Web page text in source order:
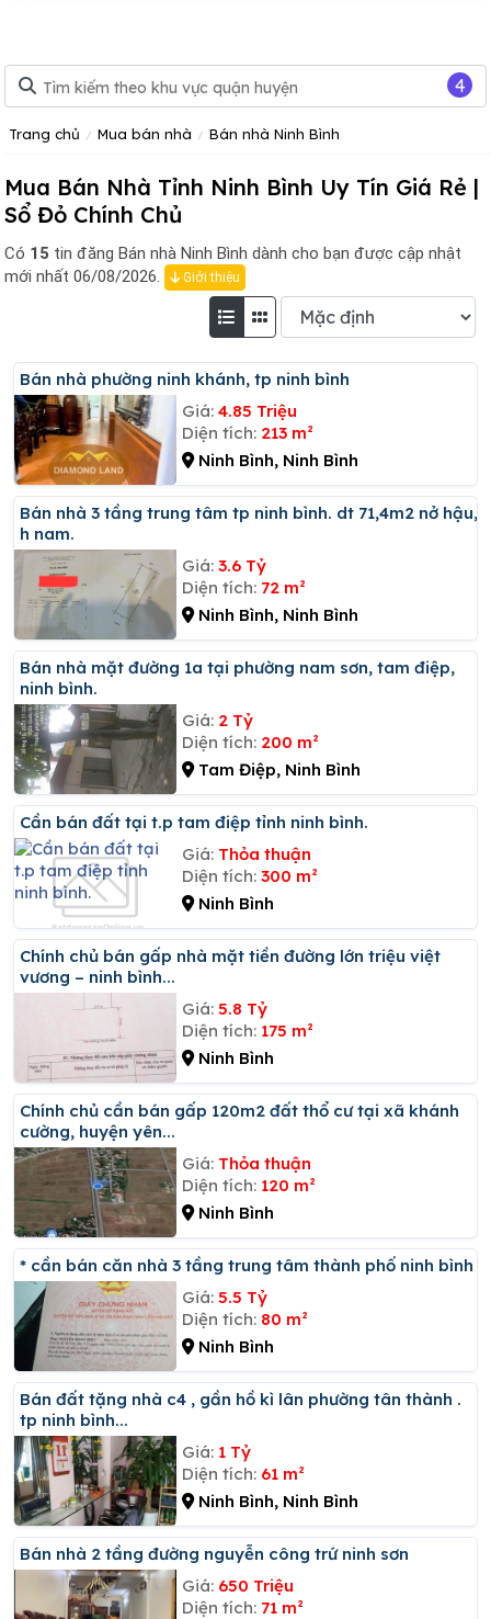
Trang chủ Mua bán nhà Bán nhà Ninh Bình
Mua Bán Nhà Tỉnh Ninh Bình Uy Tín Giá Rẻ |
Sổ Đỏ Chính Chủ
Có 15 tin đăng Bán nhà Ninh Bình dành cho bạn được cập nhật
mới nhất 06/08/2026.
Giới thiệu
Bán nhà phường ninh khánh, tp ninh bình
Giá: 4.85 Triệu
Diện tích: 213 m²
Ninh Bình, Ninh Bình
Bán nhà 3 tầng trung tâm tp ninh bình. dt 71,4m2 nở hậu,
h nam.
Giá: 3.6 Tỷ
Diện tích: 72 m²
Ninh Bình, Ninh Bình
Bán nhà mặt đường 1a tại phường nam sơn, tam điệp,
ninh bình.
Giá: 2 Tỷ
Diện tích: 200 m²
Tam Điệp, Ninh Bình
Cần bán đất tại t.p tam điệp tỉnh ninh bình.
Giá: Thỏa thuận
Diện tích: 300 m²
Ninh Bình
Chính chủ bán gấp nhà mặt tiền đường lớn triệu việt
vương – ninh bình...
Giá: 5.8 Tỷ
Diện tích: 175 m²
Ninh Bình
Chính chủ cần bán gấp 120m2 đất thổ cư tại xã khánh
cường, huyện yên...
Giá: Thỏa thuận
Diện tích: 120 m²
Ninh Bình
* cần bán căn nhà 3 tầng trung tâm thành phố ninh bình
Giá: 5.5 Tỷ
Diện tích: 80 m²
Ninh Bình
Bán đất tặng nhà c4 , gần hồ kì lân phường tân thành .
tp ninh bình...
Giá: 1 Tỷ
Diện tích: 61 m²
Ninh Bình, Ninh Bình
Bán nhà 2 tầng đường nguyễn công trứ ninh sơn
Giá: 650 Triệu
Diện tích: 71 m²
4